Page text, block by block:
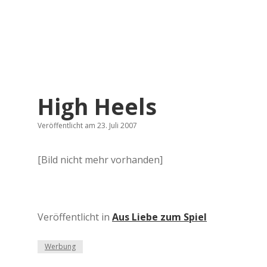
High Heels
Veröffentlicht am 23. Juli 2007
[Bild nicht mehr vorhanden]
Veröffentlicht in Aus Liebe zum Spiel
Werbung